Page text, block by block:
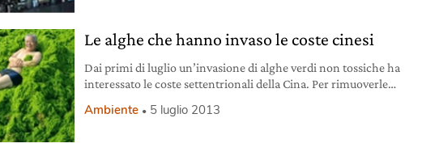
Le alghe che hanno invaso le coste cinesi
Dai primi di luglio un’invasione di alghe verdi non tossiche ha
interessato le coste settentrionali della Cina. Per rimuoverle
Ambiente 5 luglio 2013